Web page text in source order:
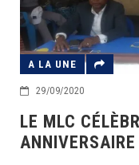
A LA UNE
29/09/2020
LE MLC